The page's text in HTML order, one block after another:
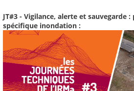
JT#3 - Vigilance, alerte et sauvegarde
spécifique inondation :